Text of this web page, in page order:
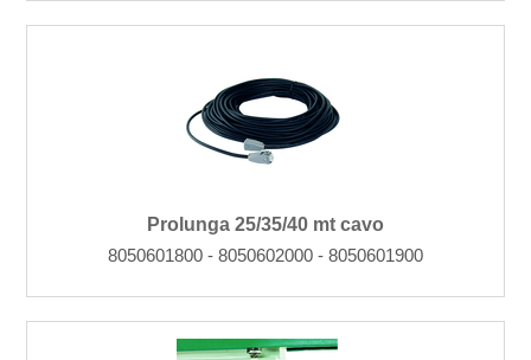
Prolunga 25/35/40 mt cavo
8050601800 - 8050602000 - 8050601900